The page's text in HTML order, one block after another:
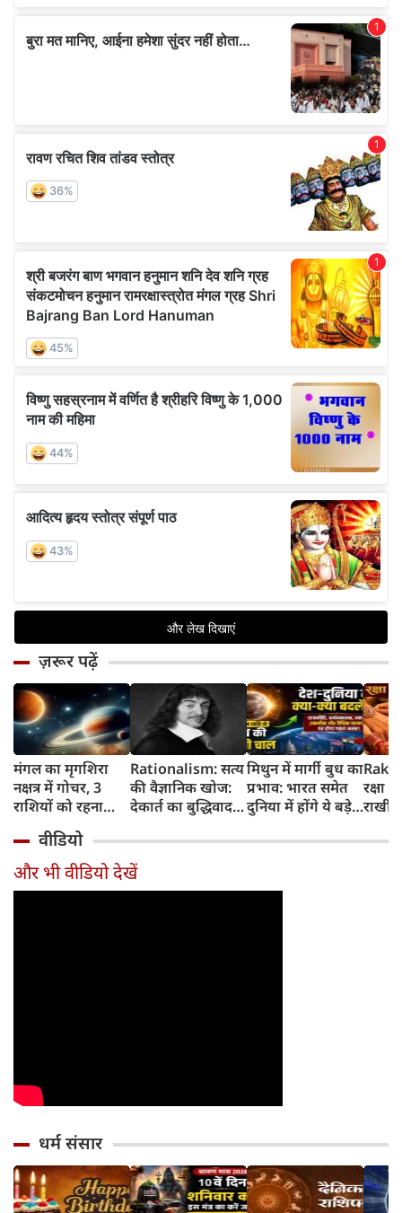
ज़रूर पढ़ें
मंगल का मृगशिरा
नक्षत्र में गोचर, 3
राशियों को रहना
सावधान
Rationalism: सत्य
की वैज्ञानिक खोज:
देकार्त का बुद्धिवाद
का जन्म
मिथुन में मार्गी बुध का
प्रभाव: भारत समेत
दुनिया में होंगे ये बड़े
रक्षा
राखी
वीडियो
और भी वीडियो देखें
धर्म संसार